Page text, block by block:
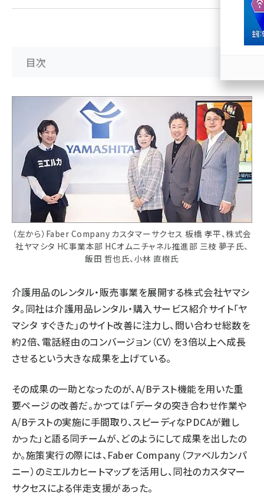
目次
（左から）Faber Company カスタマーサクセス 板橋 孝平、株式会
社ヤマシタ HC事業本部 HCオムニチャネル推進部 三枝 夢子氏、
飯田 哲也氏、小林 直樹氏
介護用品のレンタル・販売事業を展開する株式会社ヤマシ
タ。同社は介護用品レンタル・購入サービス紹介サイト「ヤ
マシタ すぐきた」のサイト改善に注力し、問い合わせ総数を
約2倍、電話経由のコンバージョン（CV）を3倍以上へ成長
させるという大きな成果を上げている。
その成果の一助となったのが、A/Bテスト機能を用いた重
要ページの改善だ。かつては「データの突き合わせ作業や
A/Bテストの実施に手間取り、スピーディなPDCAが難し
かった」と語る同チームが、どのようにして成果を出したの
か。施策実行の際には、Faber Company（ファベルカンパ
ニー）のミエルカヒートマップを活用し、同社のカスタマー
サクセスによる伴走支援があった。